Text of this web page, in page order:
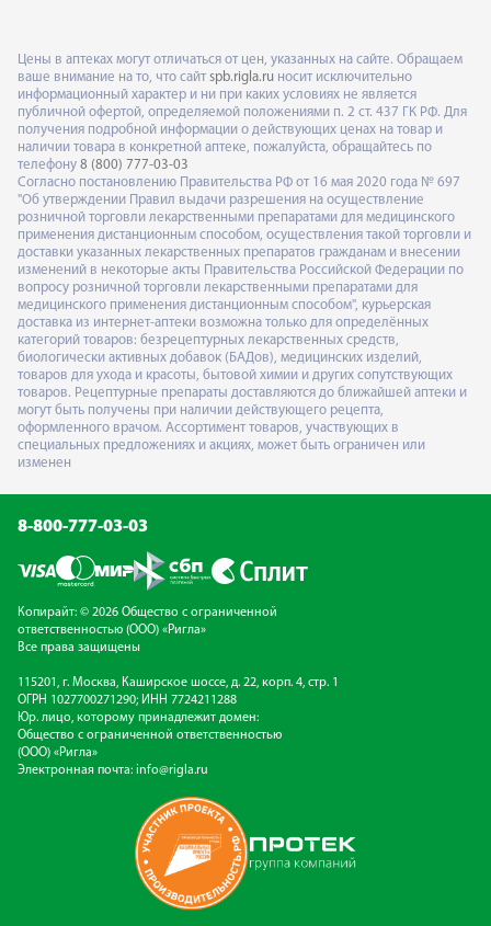
Цены в аптеках могут отличаться от цен, указанных на сайте. Обращаем
ваше внимание на то, что сайт spb.rigla.ru носит исключительно
информационный характер и ни при каких условиях не является
публичной офертой, определяемой положениями п. 2 ст. 437 ГК РФ. Для
получения подробной информации о действующих ценах на товар и
наличии товара в конкретной аптеке, пожалуйста, обращайтесь по
телефону 8 (800) 777-03-03
Согласно постановлению Правительства РФ от 16 мая 2020 года № 697
"Об утверждении Правил выдачи разрешения на осуществление
розничной торговли лекарственными препаратами для медицинского
применения дистанционным способом, осуществления такой торговли и
доставки указанных лекарственных препаратов гражданам и внесении
изменений в некоторые акты Правительства Российской Федерации по
вопросу розничной торговли лекарственными препаратами для
медицинского применения дистанционным способом", курьерская
доставка из интернет-аптеки возможна только для определённых
категорий товаров: безрецептурных лекарственных средств,
биологически активных добавок (БАДов), медицинских изделий,
товаров для ухода и красоты, бытовой химии и других сопутствующих
товаров. Рецептурные препараты доставляются до ближайшей аптеки и
могут быть получены при наличии действующего рецепта,
оформленного врачом. Ассортимент товаров, участвующих в
специальных предложениях и акциях, может быть ограничен или
изменен
8-800-777-03-03
Копирайт: © 2026 Общество с ограниченной
ответственностью (ООО) «Ригла»
Все права защищены
115201, г. Москва, Каширское шоссе, д. 22, корп. 4, стр. 1
ОГРН 1027700271290; ИНН 7724211288
Юр. лицо, которому принадлежит домен:
Общество с ограниченной ответственностью
(ООО) «Ригла»
Электронная почта: info@rigla.ru